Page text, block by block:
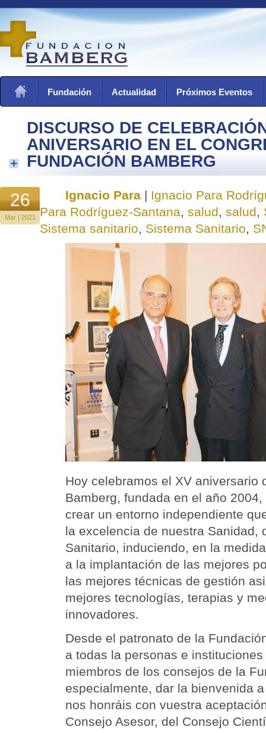
Fundación Actualidad Próximos Eventos
DISCURSO DE
ANIVERSARIO EN EL
FUNDACIÓN BAMBERG
26
Mar | 2021
Ignacio Para | Ignacio Para
Para Rodríguez-Santana
salud salud
Sistema sanitario
Sistema Sanitario
Hoy celebramos el XV aniversario
Bamberg, fundada en el año
crear un entorno independiente
la excelencia de nuestra Sanidad,
Sanitario, induciendo, en la
a la implantación de las mejores
las mejores técnicas de gestión
mejores tecnologías, terapias y
innovadores.
Desde el patronato de la
a todas la personas e
miembros de los consejos de la
especialmente, dar la bienvenida
nos honráis con vuestra
Consejo Asesor, del Consejo